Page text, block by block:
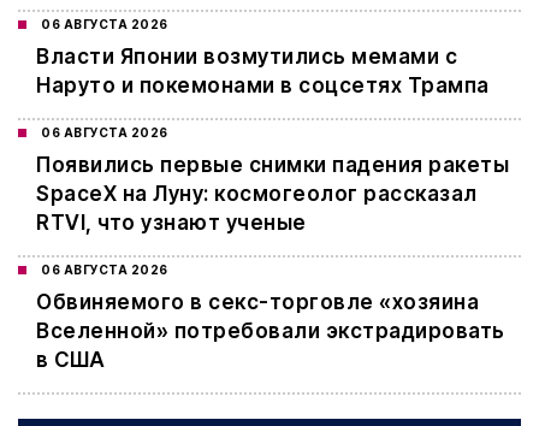
06 АВГУСТА 2026
Власти Японии возмутились мемами с
Наруто и покемонами в соцсетях Трампа
06 АВГУСТА 2026
Появились первые снимки падения ракеты
SpaceX на Луну: космогеолог рассказал
RTVI, что узнают ученые
06 АВГУСТА 2026
Обвиняемого в секс-торговле «хозяина
Вселенной» потребовали экстрадировать
в США